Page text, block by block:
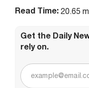
Read Time: 20.65
Get the Daily
rely on.